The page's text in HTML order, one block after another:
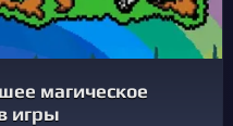
магическое
игры